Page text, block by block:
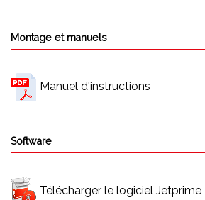
Montage et manuels
Manuel d'instructions
Software
Télécharger le logiciel Jetprime